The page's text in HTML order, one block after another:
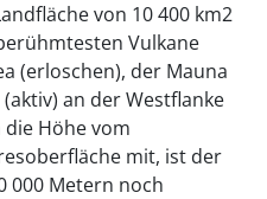
von 10 400 km2
Vulkane
(erloschen), der Mauna
an der Westflanke
die Höhe vom
mit, ist der
000 Metern noch